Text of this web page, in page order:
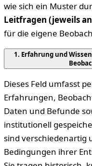
wie sich ein Muster
Leitfragen (jeweils
für die eigene
1. Erfahrung und
Dieses Feld umfasst
Erfahrungen,
Daten und Befunde
institutionell
sind verschiedenartig
Bedingungen ihrer